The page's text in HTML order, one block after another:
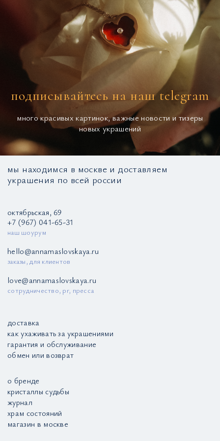
подписывайтесь на наш telegram
много красивых картинок, важные новости и тизеры
новых украшений
мы находимся в москве и доставляем
украшения по всей россии
октябрьская, 69
+7 (967) 041-65-31
наш шоурум
hello@annamaslovskaya.ru
заказы, для клиентов
love@annamaslovskaya.ru
сотрудничество, pr, пресса
доставка
как ухаживать за украшениями
гарантия и обслуживание
обмен или возврат
о бренде
кристаллы судьбы
журнал
храм состояний
магазин в москве